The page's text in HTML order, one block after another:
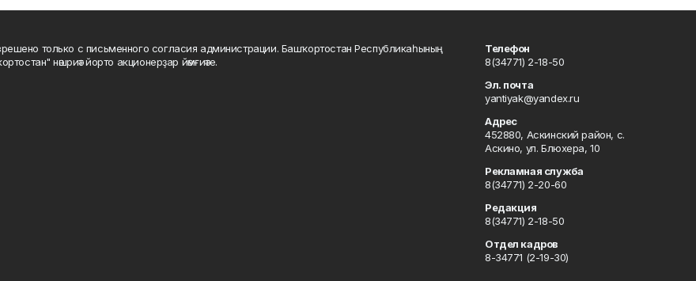
только с письменного согласия администрации. Башҡортостан Республикаһының
нәшриәт йорто акционерҙар йәмғиәте.
Телефон
8(34771) 2-18-50
Эл. почта
yantiyak@yandex.ru
Адрес
452880, Аскинский район, с.
Аскино, ул. Блюхера, 10
Рекламная служба
8(34771) 2-20-60
Редакция
8(34771) 2-18-50
Отдел кадров
8-34771 (2-19-30)